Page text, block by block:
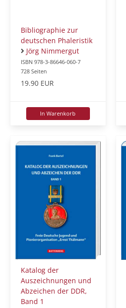
Bibliographie zur
deutschen Phaleristik
Jörg Nimmergut
ISBN 978-3-86646-060-7
728 Seiten
19.90 EUR
In Warenkorb
Katalog der
Auszeichnungen und
Abzeichen der DDR,
Band 1